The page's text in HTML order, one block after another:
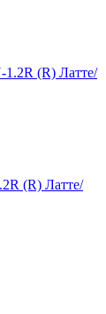
(R) Латте/